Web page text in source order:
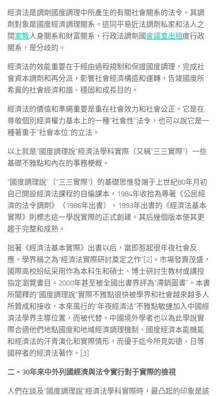
經濟法是調劑國度調理中所產生的有關社會關系的法令。其調
劑對象是國度經濟調理關系。這同平易近法調劑私家和法人之
間家教人身關系和財富關系，行政法調劑國會議室出租 度行政
關系，是分歧的。
經濟法的效能重要在于經由過程規制和保證國度調理，完成社
會資本調劑和再分派，影響社會經濟構造和運轉，告竣國度所
希冀的社會經濟和諧、穩固和成長目的。
經濟法的價值和準繩重要是重在社會效力和社會公正。它是在
尊敬個別經濟權力基本上的一種“社會性”法令，也可以說它是一
種著重于“社會本位”的立法。
以上就是“國度調理說”經濟法學科實際（又稱“三三實際”）一些
基礎不雅點和內在的事務梗概。
“國度調理說”（“三三實際”）的基礎思惟發端于上世紀80年月初
自己開設經濟法課程的自編課本，1984年收拾為專著《公民經
濟的法令調劑》（1986年出書）。1993年出書的《經濟法基本
實際》則標志這一學說實際的正式創建。其后幾個版本使其更
趨于完整和成熟。
拙著《經濟法基本實際》出書以后，當即惹起很年夜社會反
應。學界稱之為“經濟法實際研討奠定之作”[2]。市場發賣茂盛，
國際高校紛紜采用作為本科生和碩士、博士研討生教材或講授
指定瀏覽書目。2000年甚至被全國出書界評為“滯銷圖書”。本書
所闡釋的“國度調理說”實際不雅點很快被學界和社會越來越多人
所贊成和接收，本來風行的“年夜經濟法”不雅點敏捷加入中國經
濟法學界主導位置，而被代替。中國境外學者也以為此學說實
際合適他們地點國度和地域經濟調理機制、國度經濟本能機能
和經濟法的汗青演化和實際情形，而優于迄今所見如德、日等
國粹者的經濟法著作。[3]
二、30年來中外列國經濟與法令實行對于實際的檢視
人們在談及“國度調理說”經濟法學科實際時，最凸起的印象是該